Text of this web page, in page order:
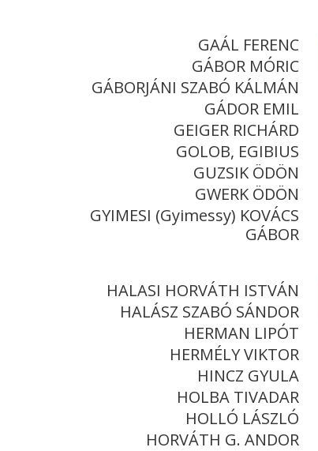
GAÁL FERENC
GÁBOR MÓRIC
GÁBORJÁNI SZABÓ KÁLMÁN
GÁDOR EMIL
GEIGER RICHÁRD
GOLOB, EGIBIUS
GUZSIK ÖDÖN
GWERK ÖDÖN
GYIMESI (Gyimessy) KOVÁCS
GÁBOR
HALASI HORVÁTH ISTVÁN
HALÁSZ SZABÓ SÁNDOR
HERMAN LIPÓT
HERMÉLY VIKTOR
HINCZ GYULA
HOLBA TIVADAR
HOLLÓ LÁSZLÓ
HORVÁTH G. ANDOR